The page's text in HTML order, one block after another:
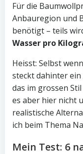
Für die
Anbauregion und
benötigt – teils
Wasser pro
Heisst: Selbst
steckt dahinter
das im grossen
es aber hier nicht
realistische
ich beim Thema
Mein Test: 6